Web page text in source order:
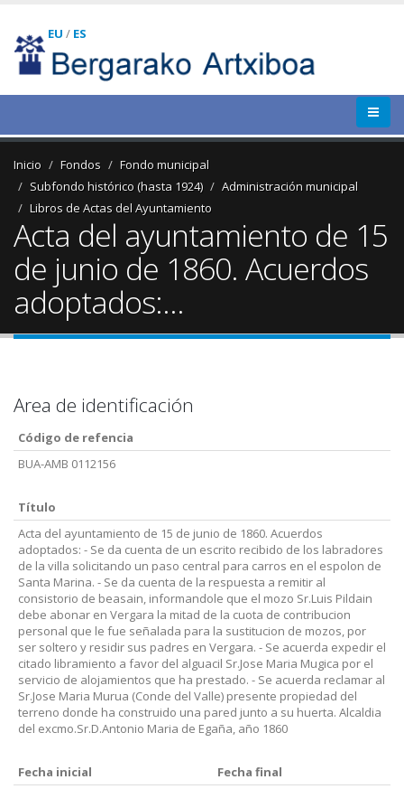
EU / ES
Inicio Fondos
Fondo municipal
Subfondo histórico (hasta 1924)
Administración municipal
Libros de Actas del Ayuntamiento
Acta del ayuntamiento de 15
de junio de 1860. Acuerdos
adoptados:...
Area de identificación
Código de refencia
BUA-AMB 0112156
Título
Acta del ayuntamiento de 15 de junio de 1860. Acuerdos
adoptados: - Se da cuenta de un escrito recibido de los labradores
de la villa solicitando un paso central para carros en el espolon de
Santa Marina. - Se da cuenta de la respuesta a remitir al
consistorio de beasain, informandole que el mozo Sr.Luis Pildain
debe abonar en Vergara la mitad de la cuota de contribucion
personal que le fue señalada para la sustitucion de mozos, por
ser soltero y residir sus padres en Vergara. - Se acuerda expedir el
citado libramiento a favor del alguacil Sr.Jose Maria Mugica por el
servicio de alojamientos que ha prestado. - Se acuerda reclamar al
Sr.Jose Maria Murua (Conde del Valle) presente propiedad del
terreno donde ha construido una pared junto a su huerta. Alcaldia
del excmo.Sr.D.Antonio Maria de Egaña, año 1860
Fecha inicial
Fecha final